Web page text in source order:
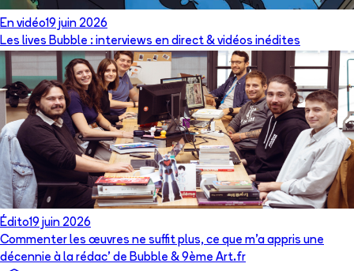
En vidéo19 juin 2026
Les lives Bubble : interviews en direct & vidéos inédites
Édito19 juin 2026
Commenter les œuvres ne suffit plus, ce que m’a appris une
décennie à la rédac’ de Bubble & 9ème Art.fr